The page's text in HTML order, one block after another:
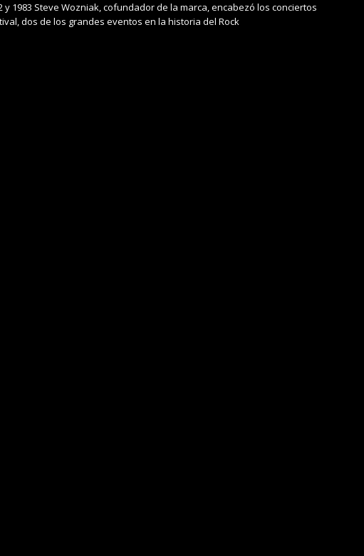
y 1983 Steve Wozniak, cofundador de la marca, encabezó los conciertos
dos de los grandes eventos en la historia del Rock